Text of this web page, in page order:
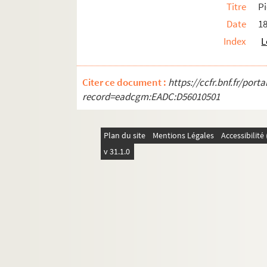
Ms 1922 (1788). Livre de comptes, en langue
Ms 1923 (1789). Recueil composé de deux
Ms 1924 (1790). Recueil de pièces
Ms 1925 (1791). Terrier de la communauté
Ms 1926 (1792). terrier d'Anthoine de
Titre
Date
Index
Citer ce document : https://ccfr.bnf.fr/
record=eadcgm:EADC:D56010501
Plan du site Mentions Légales
v 31.1.0